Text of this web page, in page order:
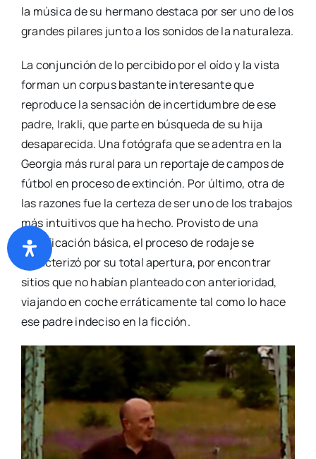
la música de su hermano destaca por ser uno de los
grandes pilares junto a los sonidos de la naturaleza.
La conjunción de lo percibido por el oído y la vista
forman un corpus bastante interesante que
reproduce la sensación de incertidumbre de ese
padre, Irakli, que parte en búsqueda de su hija
desaparecida. Una fotógrafa que se adentra en la
Georgia más rural para un reportaje de campos de
fútbol en proceso de extinción. Por último, otra de
las razones fue la certeza de ser uno de los trabajos
más intuitivos que ha hecho. Provisto de una
planificación básica, el proceso de rodaje se
caracterizó por su total apertura, por encontrar
sitios que no habían planteado con anterioridad,
viajando en coche erráticamente tal como lo hace
ese padre indeciso en la ficción.